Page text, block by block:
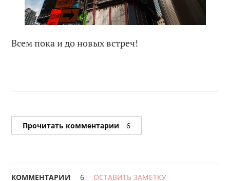
Всем пока и до новых встреч!
Прочитать комментарии 6
КОММЕНТАРИИ 6 ОСТАВИТЬ ЗАМЕТКУ